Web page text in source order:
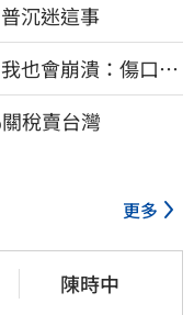
沉迷這事
也會崩潰：傷口終
稅賣台灣
更多
陳時中